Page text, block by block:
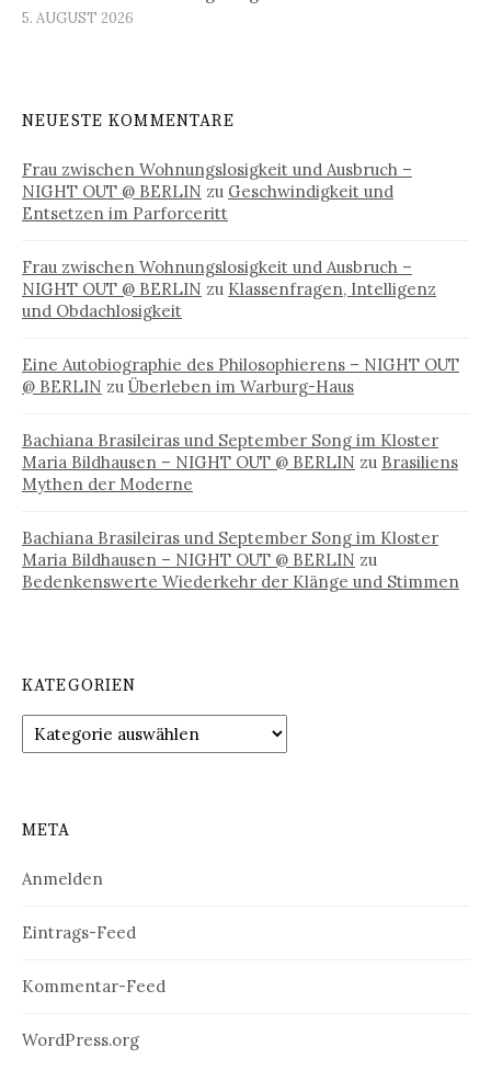
5. AUGUST 2026
NEUESTE KOMMENTARE
Frau zwischen Wohnungslosigkeit und Ausbruch –
NIGHT OUT @ BERLIN zu Geschwindigkeit und
Entsetzen im Parforceritt
Frau zwischen Wohnungslosigkeit und Ausbruch –
NIGHT OUT @ BERLIN zu Klassenfragen, Intelligenz
und Obdachlosigkeit
Eine Autobiographie des Philosophierens – NIGHT OUT
@ BERLIN zu Überleben im Warburg-Haus
Bachiana Brasileiras und September Song im Kloster
Maria Bildhausen – NIGHT OUT @ BERLIN zu Brasiliens
Mythen der Moderne
Bachiana Brasileiras und September Song im Kloster
Maria Bildhausen – NIGHT OUT @ BERLIN zu
Bedenkenswerte Wiederkehr der Klänge und Stimmen
KATEGORIEN
Kategorien
META
Anmelden
Eintrags-Feed
Kommentar-Feed
WordPress.org